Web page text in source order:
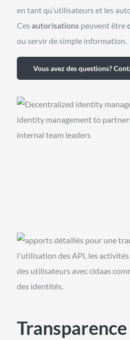
en tant qu’utilisateurs et les
Cesautorisationspeuvent être
ou servir de simple information.
Vous avez des questions?